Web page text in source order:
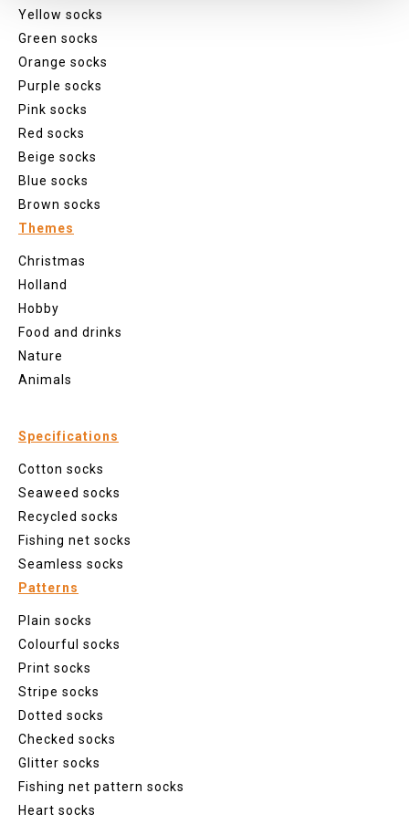
Yellow socks
Green socks
Orange socks
Purple socks
Pink socks
Red socks
Beige socks
Blue socks
Brown socks
Themes
Christmas
Holland
Hobby
Food and drinks
Nature
Animals
Specifications
Cotton socks
Seaweed socks
Recycled socks
Fishing net socks
Seamless socks
Patterns
Plain socks
Colourful socks
Print socks
Stripe socks
Dotted socks
Checked socks
Glitter socks
Fishing net pattern socks
Heart socks